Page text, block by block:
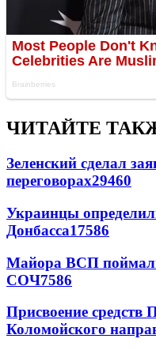
ЧИТАЙТЕ
Зеленский сделал
переговорах29460
Украинцы
Донбасса17586
Майора ВСП
СОЧ7586
Присвоение средств
Коломойского